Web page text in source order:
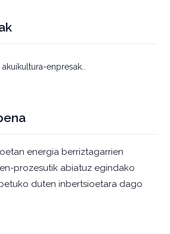
enpresak..
energia berriztagarrien
prozesutik abiatuz egindako
duten inbertsioetara dago